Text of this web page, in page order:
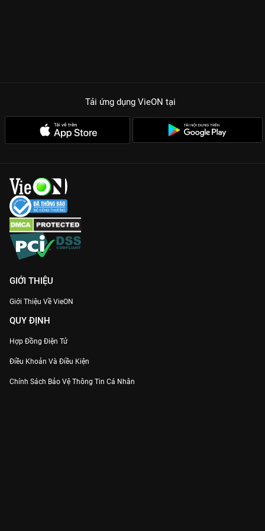
Tải ứng dụng VieON tại
GIỚI THIỆU
Giới Thiệu Về VieON
QUY ĐỊNH
Hợp Đồng Điện Tử
Điều Khoản Và Điều Kiện
Chính Sách Bảo Vệ Thông Tin Cá Nhân